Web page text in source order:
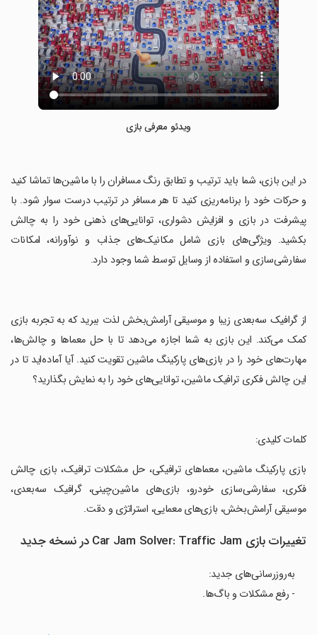
ویدئو معرفی بازی
‏در این بازی، شما باید ترتیب و تطابق رنگ مسافران را با ماشین‌ها تماشا کنید
و حرکات خود را برنامه‌ریزی کنید تا هر مسافر در ترتیب درست سوار شود. با
پیشرفت در بازی و افزایش دشواری، توانایی‌های ذهنی خود را به چالش
بکشید. ویژگی‌های بازی شامل مکانیک‌های جذاب و نوآورانه، امکانات
سفارشی‌سازی و استفاده از وسایل توسط شما وجود دارد.
‏از گرافیک سه‌بعدی زیبا و موسیقی آرامش‌بخش لذت ببرید که به تجربه بازی
کمک می‌کند. این بازی به شما اجازه می‌دهد تا با حل معماها و چالش‌ها،
مهارت‌های خود را در بازی‌های پارکینگ ماشین تقویت کنید. آیا آماده‌اید تا در
این چالش فکری ترافیک ماشین، توانایی‌های خود را به نمایش بگذارید؟
‏کلمات کلیدی:
‏بازی پارکینگ ماشین، معماهای ترافیکی، حل مشکلات ترافیک، بازی چالش
فکری، سفارشی‌سازی خودرو، بازی‌های ماشین‌چینی، گرافیک سه‌بعدی،
موسیقی آرامش‌بخش، بازی‌های معمایی، استراتژی و دقت.
تغییرات بازی Car Jam Solver: Traffic Jam در نسخه جدید
به‌روزرسانی‌های جدید:
- رفع مشکلات و باگ‌ها.